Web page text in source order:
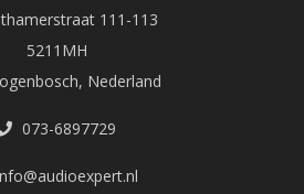
111-113
5211MH
Nederland
073-6897729